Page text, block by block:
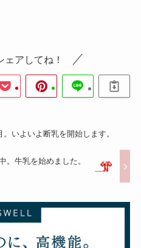
ェアしてね！
いよいよ断乳を開始します。
。牛乳を始めました。